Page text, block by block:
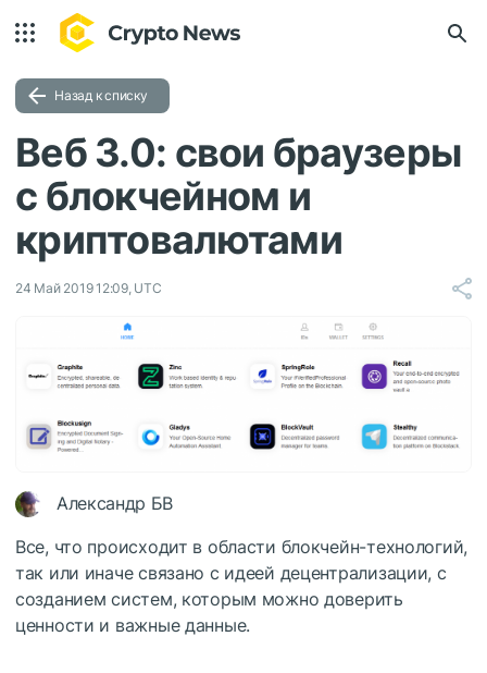
Назад к списку
Веб 3.0: свои браузеры
с блокчейном и
криптовалютами
24 Май 2019 12:09, UTC
Александр БВ
Все, что происходит в области блокчейн-технологий,
так или иначе связано с идеей децентрализации, с
созданием систем, которым можно доверить
ценности и важные данные.